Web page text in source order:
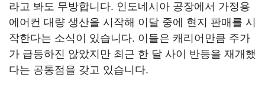
라고 봐도 무방합니다. 인도네시아 공장에서 가정용
에어컨 대량 생산을 시작해 이달 중에 현지 판매를 시
작한다는 소식이 있습니다. 이들은 캐리어만큼 주가
가 급등하진 않았지만 최근 한 달 사이 반등을 재개했
다는 공통점을 갖고 있습니다.